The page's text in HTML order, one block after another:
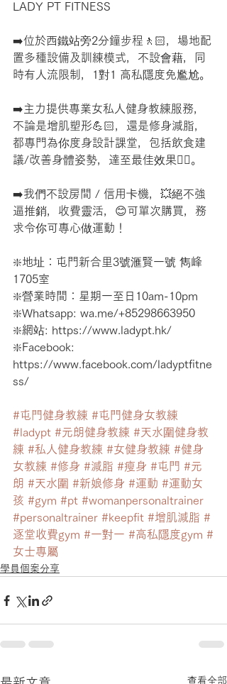
LADY PT FITNESS
➡️位於西鐵站旁2分鐘步程🚶🏻，場地配
置多種設備及訓練模式，不設會藉，同
時有人流限制，1對1 高私隱度免尷尬。
➡️主力提供專業女私人健身教練服務，
不論是增肌塑形💪🏻，還是修身減脂，
都專門為你度身設計課堂，包括飲食建
議/改善身體姿勢，達至最佳效果👍🏻。
➡️我們不設房間 / 信用卡機，💥絕不強
逼推銷，收費靈活，😊可單次購買，務
求令你可專心做運動！
❇️地址：屯門新合里3號滙賢一號 雋峰
1705室
❇️營業時間：星期一至日10am-10pm
❇️Whatsapp: wa.me/+85298663950
❇️網站: https://www.ladypt.hk/
❇️Facebook:
https://www.facebook.com/ladyptfitne
ss/
#屯門健身教練 #屯門健身女教練
#ladypt #元朗健身教練 #天水圍健身教
練 #私人健身教練 #女健身教練 #健身
女教練 #修身 #減脂 #瘦身 #屯門 #元
朗 #天水圍 #新娘修身 #運動 #運動女
孩 #gym #pt #womanpersonaltrainer
#personaltrainer #keepfit #增肌減脂 #
逐堂收費gym #一對一 #高私隱度gym #
女士專屬
學員個案分享
查看全部